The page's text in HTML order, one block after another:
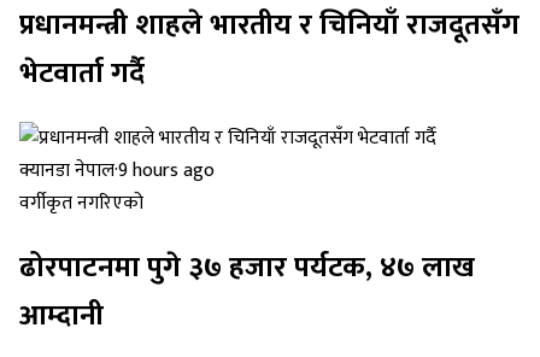
प्रधानमन्त्री शाहले भारतीय र चिनियाँ राजदूतसँग
भेटवार्ता गर्दै
क्यानडा नेपाल·9 hours ago
वर्गीकृत नगरिएको
ढोरपाटनमा पुगे ३७ हजार पर्यटक, ४७ लाख
आम्दानी